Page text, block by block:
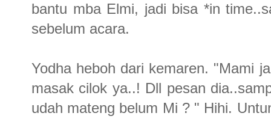
bantu mba Elmi, jadi bisa *in
sebelum acara.
Yodha heboh dari kemaren. "Mami
masak cilok ya..! Dll pesan
udah mateng belum Mi ? " Hihi.